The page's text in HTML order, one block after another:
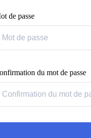
de passe
du mot de passe